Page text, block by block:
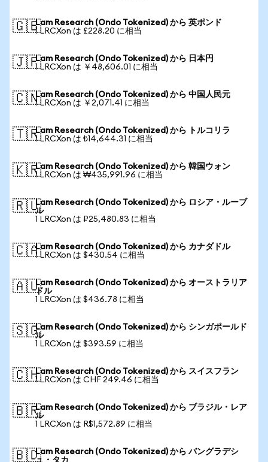
🇬🇧Lam Research (Ondo Tokenized) から 英ポンド
1 LRCXon は £228.20 に相当
🇯🇵Lam Research (Ondo Tokenized) から 日本円
1 LRCXon は ￥48,606.01 に相当
🇨🇳Lam Research (Ondo Tokenized) から 中国人民元
1 LRCXon は ￥2,071.41 に相当
🇹🇷Lam Research (Ondo Tokenized) から トルコリラ
1 LRCXon は ₺14,644.31 に相当
🇰🇷Lam Research (Ondo Tokenized) から 韓国ウォン
1 LRCXon は ₩435,991.96 に相当
🇷🇺Lam Research (Ondo Tokenized) から ロシア・ルーブ
ル
1 LRCXon は ₽25,480.83 に相当
🇨🇦Lam Research (Ondo Tokenized) から カナダドル
1 LRCXon は $430.54 に相当
🇦🇺Lam Research (Ondo Tokenized) から オーストラリア
ドル
1 LRCXon は $436.78 に相当
🇸🇬Lam Research (Ondo Tokenized) から シンガポールド
ル
1 LRCXon は $393.59 に相当
🇨🇭Lam Research (Ondo Tokenized) から スイスフラン
1 LRCXon は CHF 249.46 に相当
🇧🇷Lam Research (Ondo Tokenized) から ブラジル・レア
ル
1 LRCXon は R$1,572.89 に相当
🇧🇩Lam Research (Ondo Tokenized) から バングラデシ
ュ・タカ